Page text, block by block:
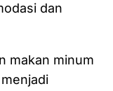
dan
makan minum